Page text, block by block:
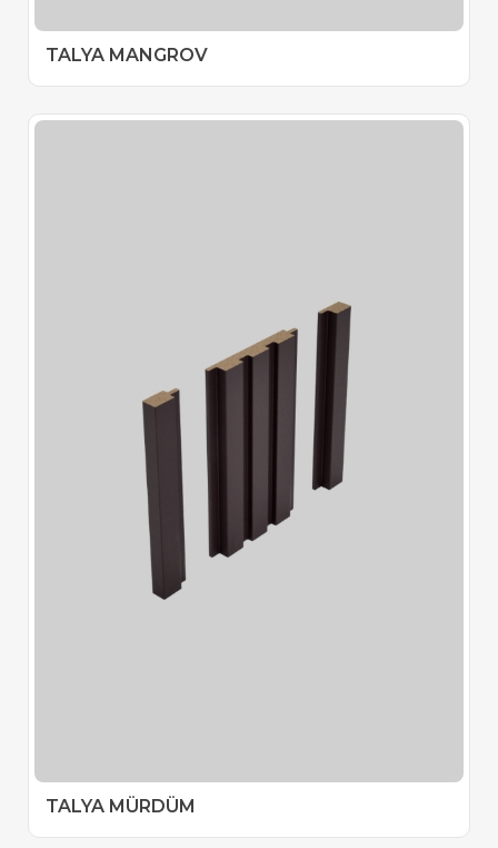
TALYA MANGROV
TALYA MÜRDÜM